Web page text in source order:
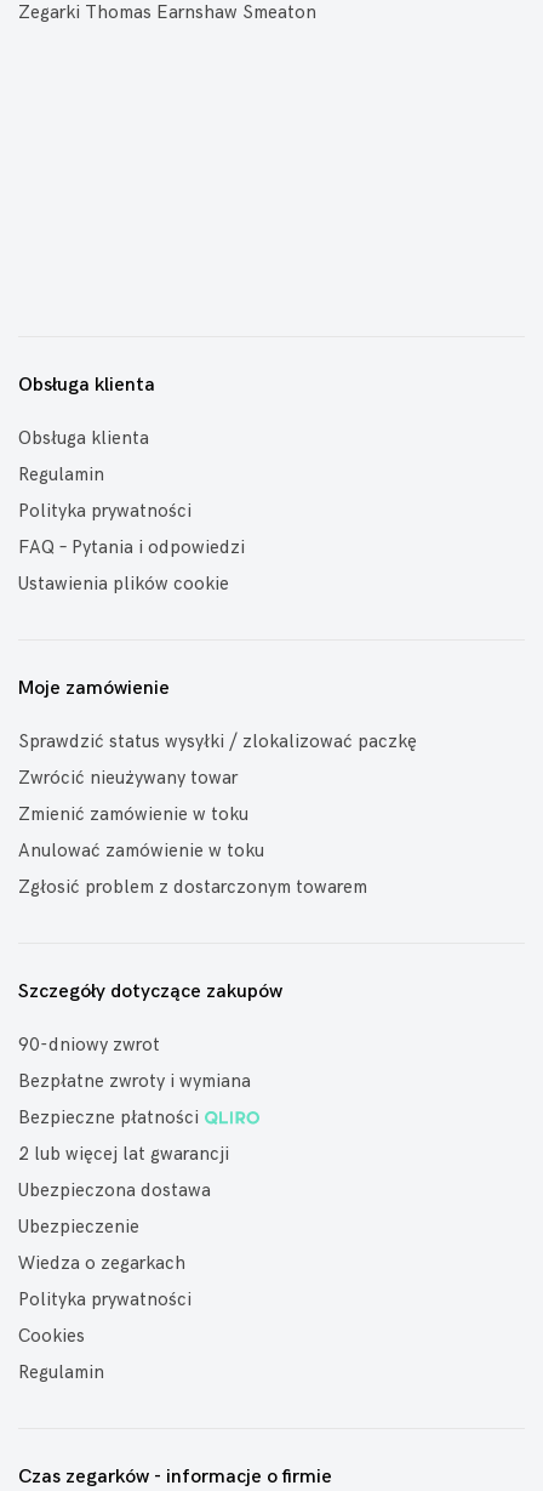
Zegarki Thomas Earnshaw Smeaton
Obsługa klienta
Obsługa klienta
Regulamin
Polityka prywatności
FAQ – Pytania i odpowiedzi
Ustawienia plików cookie
Moje zamówienie
Sprawdzić status wysyłki / zlokalizować paczkę
Zwrócić nieużywany towar
Zmienić zamówienie w toku
Anulować zamówienie w toku
Zgłosić problem z dostarczonym towarem
Szczegóły dotyczące zakupów
90-dniowy zwrot
Bezpłatne zwroty i wymiana
Bezpieczne płatności
2 lub więcej lat gwarancji
Ubezpieczona dostawa
Ubezpieczenie
Wiedza o zegarkach
Polityka prywatności
Cookies
Regulamin
Czas zegarków - informacje o firmie